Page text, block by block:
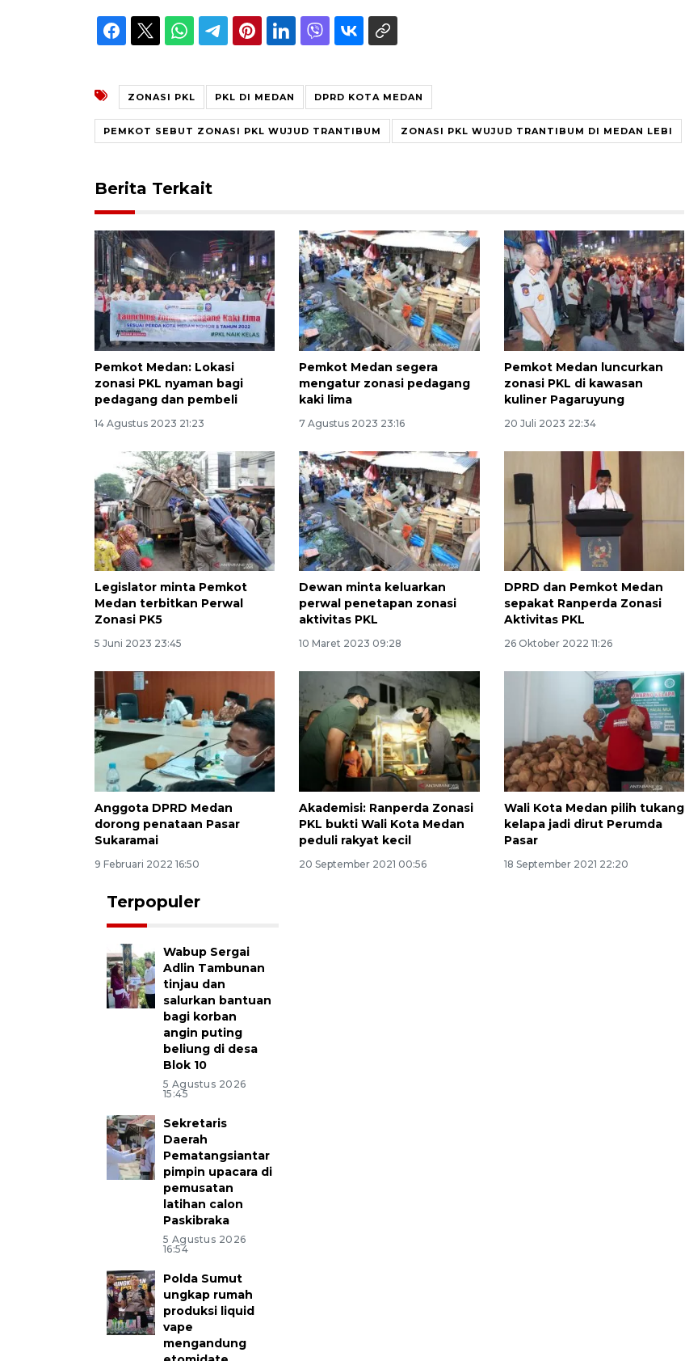
ZONASI PKL PKL DI MEDAN DPRD KOTA MEDAN
PEMKOT SEBUT ZONASI PKL WUJUD TRANTIBUM ZONASI PKL WUJUD TRANTIBUM DI MEDAN LEBI
Berita Terkait
Pemkot Medan: Lokasi
zonasi PKL nyaman bagi
pedagang dan pembeli
14 Agustus 2023 21:23
Pemkot Medan segera
mengatur zonasi pedagang
kaki lima
7 Agustus 2023 23:16
Pemkot Medan luncurkan
zonasi PKL di kawasan
kuliner Pagaruyung
20 Juli 2023 22:34
Legislator minta Pemkot
Medan terbitkan Perwal
Zonasi PK5
5 Juni 2023 23:45
Dewan minta keluarkan
perwal penetapan zonasi
aktivitas PKL
10 Maret 2023 09:28
DPRD dan Pemkot Medan
sepakat Ranperda Zonasi
Aktivitas PKL
26 Oktober 2022 11:26
Anggota DPRD Medan
dorong penataan Pasar
Sukaramai
9 Februari 2022 16:50
Akademisi: Ranperda Zonasi
PKL bukti Wali Kota Medan
peduli rakyat kecil
20 September 2021 00:56
Wali Kota Medan pilih tukang
kelapa jadi dirut Perumda
Pasar
18 September 2021 22:20
Terpopuler
Wabup Sergai
Adlin Tambunan
tinjau dan
salurkan bantuan
bagi korban
angin puting
beliung di desa
Blok 10
5 Agustus 2026
15:45
Sekretaris
Daerah
Pematangsiantar
pimpin upacara di
pemusatan
latihan calon
Paskibraka
5 Agustus 2026
16:54
Polda Sumut
ungkap rumah
produksi liquid
vape
mengandung